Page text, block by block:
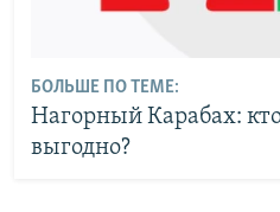
БОЛЬШЕ ПО ТЕМЕ:
Нагорный Карабах:
выгодно?